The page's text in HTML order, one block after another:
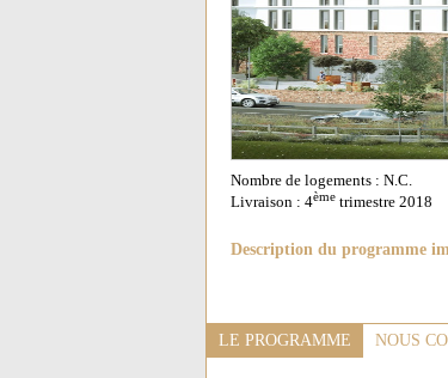
Nombre de logements : N.C.
Livraison : 4ème trimestre 2018
Description du programme
LE PROGRAMME NOUS